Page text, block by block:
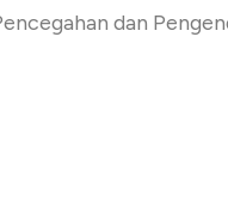
dan